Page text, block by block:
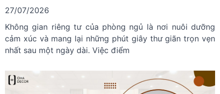
27/07/2026
Không gian riêng tư của phòng ngủ là nơi nuôi dưỡng
cảm xúc và mang lại những phút giây thư giãn trọn vẹn
nhất sau một ngày dài. Việc điểm